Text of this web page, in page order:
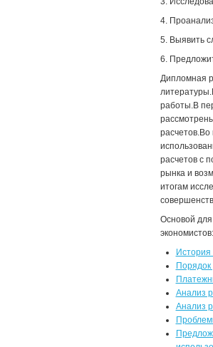
4.
5. Выявить
6.
Дипломная
работы.В
расчетов.Во
расчетов с
рынка и
итогам
Основой
История
Порядок
Анализ
Анализ